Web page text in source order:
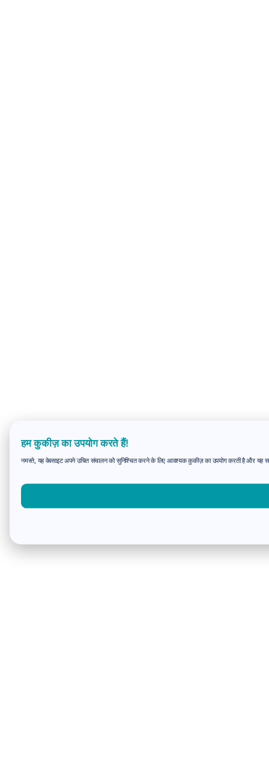
हम कुकीज़ का उपयोग करते हैं!
नमस्ते, यह वेबसाइट अपने उचित संचालन को सुनिश्चित करने के लिए आवश्यक कुकीज़ का उपयोग करती है और यह